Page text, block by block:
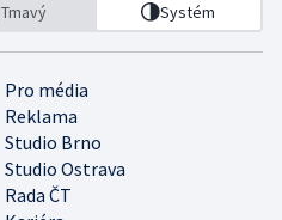
Tmavý Systém
Pro média
Reklama
Studio Brno
Studio Ostrava
Rada ČT